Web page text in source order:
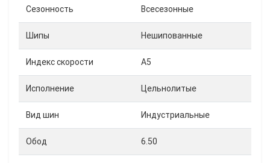
Сезонность Всесезонные
Шипы Нешипованные
Индекс скорости A5
Исполнение Цельнолитые
Вид шин Индустриальные
Обод 6.50